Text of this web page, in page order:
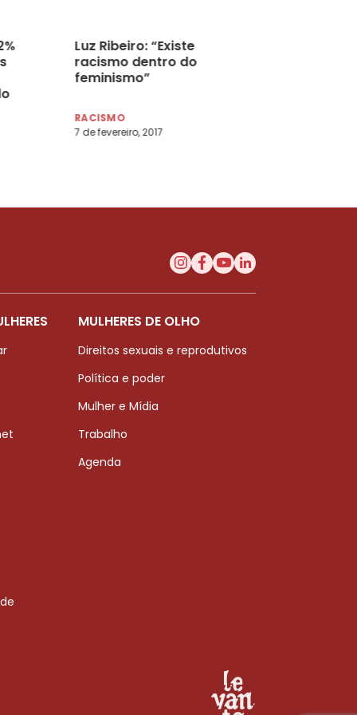
Luz Ribeiro: “Existe
racismo dentro do
feminismo”
RACISMO
7 de fevereiro, 2017
MULHERES DE OLHO
Direitos sexuais e reprodutivos
Política e poder
Mulher e Mídia
Trabalho
Agenda